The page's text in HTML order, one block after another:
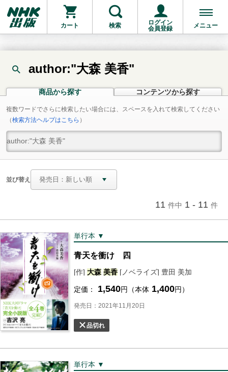
カート 検索
ログイン
会員登録
メニュー
author:"大森 美香"
商品から探す コンテンツから探す
複数ワードでさらに検索したい場合には、スペースを入れて検索してください
（検索方法ヘルプはこちら ）
並び替え
11 件中 1 - 11 件
単行本 ▼
青天を衝け 四
[作] 大森 美香 [ノベライズ] 豊田 美加
定価： 1,540円（本体 1,400円）
発売日：2021年11月20日
品切れ
単行本 ▼